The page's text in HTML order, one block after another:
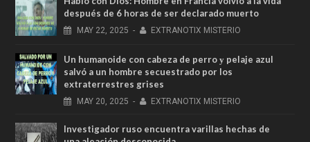
después de 6 horas de ser declarado muerto
MAY 22, 2025 - EXTRANOTIX MISTERIO
Un humanoide con cabeza de perro у pelaje azul
salvó a un hombre secuestrado por los
extraterrestres grises
MAY 20, 2025 - EXTRANOTIX MISTERIO
Investigador ruso encuentra varillas hechas de